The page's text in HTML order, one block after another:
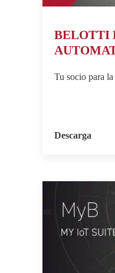
BELOTTI
Tu socio para
Descarga